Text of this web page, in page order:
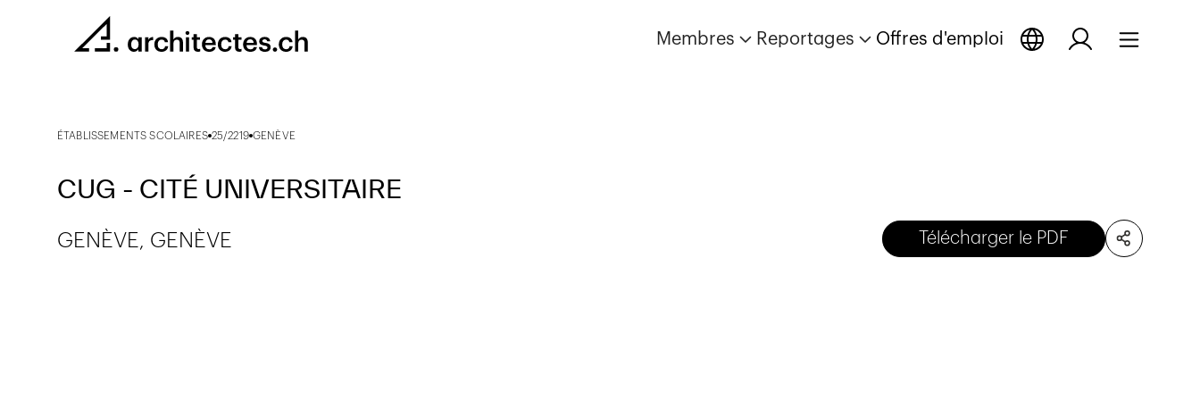
Membres Reportages Offres d'emploi
ÉTABLISSEMENTS SCOLAIRES 25/2219 GENÈVE
CUG - CITÉ UNIVERSITAIRE
GENÈVE, GENÈVE Télécharger le PDF